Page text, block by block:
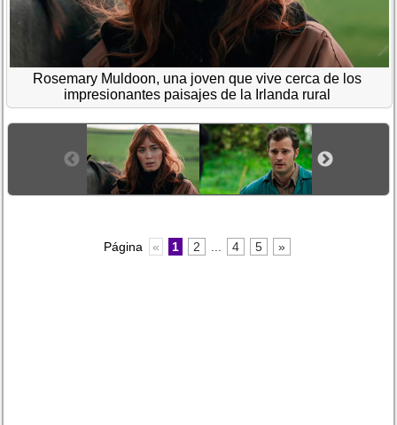
Rosemary Muldoon, una joven que vive cerca de los
impresionantes paisajes de la Irlanda rural
Página « 1 2 4 5 »